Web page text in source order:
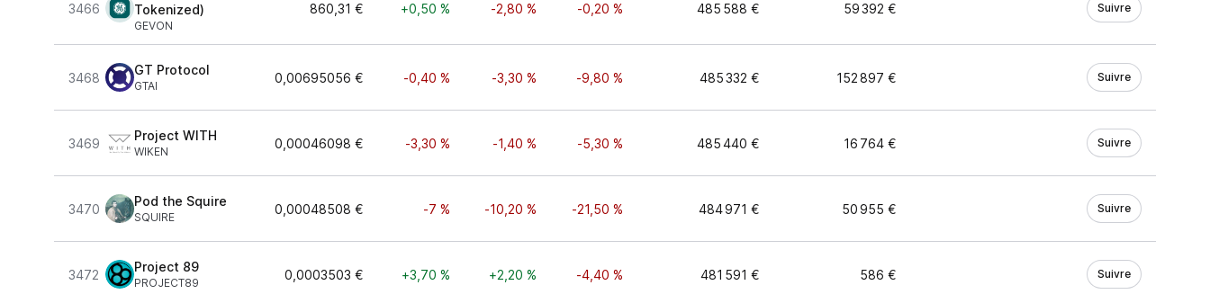
3466
Tokenized)
GEVON
860,31 € +0,50 % -2,80 % -0,20 % 485 588 € 59 392 € Suivre
3468
GT Protocol
GTAI
0,00695056 € -0,40 % -3,30 % -9,80 % 485 332 € 152 897 € Suivre
3469
Project WITH
WIKEN
0,00046098 € -3,30 % -1,40 % -5,30 % 485 440 € 16 764 € Suivre
3470
Pod the Squire
SQUIRE
0,00048508 € -7 % -10,20 % -21,50 % 484 971 € 50 955 € Suivre
3472
Project 89
PROJECT89
0,0003503 € +3,70 % +2,20 % -4,40 % 481 591 € 586 € Suivre